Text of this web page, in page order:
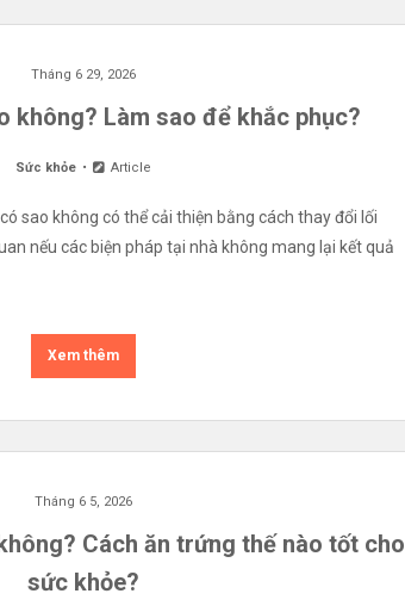
Tháng 6 29, 2026
không? Làm sao để khắc phục?
Sức khỏe Article
sao không có thể cải thiện bằng cách thay đổi lối
nếu các biện pháp tại nhà không mang lại kết quả
Xem thêm
Tháng 6 5, 2026
Cách ăn trứng thế nào tốt cho
sức khỏe?